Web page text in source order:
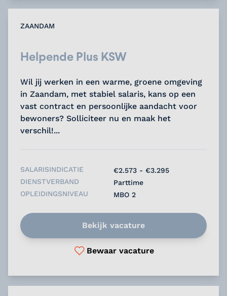
ZAANDAM
Helpende Plus KSW
Wil jij werken in een warme, groene omgeving
in Zaandam, met stabiel salaris, kans op een
vast contract en persoonlijke aandacht voor
bewoners? Solliciteer nu en maak het
verschil!...
SALARISINDICATIE
€2.573 - €3.295
DIENSTVERBAND
Parttime
OPLEIDINGSNIVEAU
MBO 2
Bekijk vacature
Bewaar vacature